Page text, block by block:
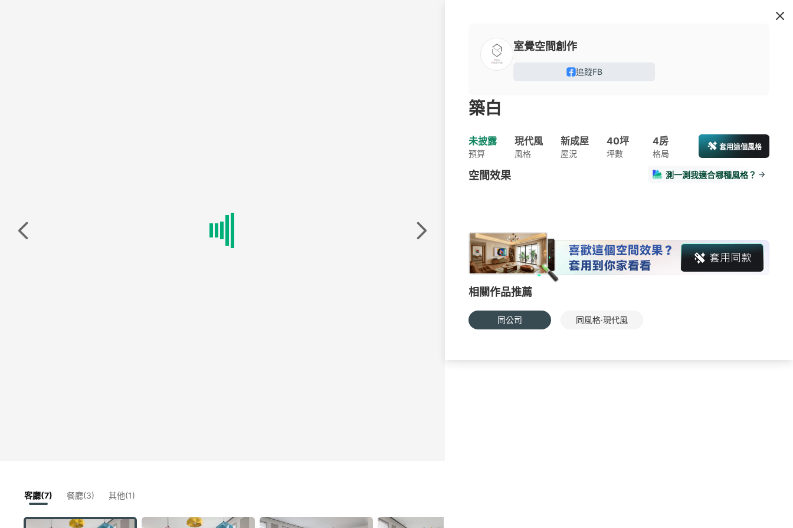
客廳(7) 餐廳(3) 其他(1)
室覺空間創作
追蹤FB
築白
未披露
預算
現代風
風格
新成屋
屋況
40坪
坪數
4房
格局
套用這個風格
空間效果 測一測我適合哪種風格？
相關作品推薦
同公司 同風格·現代風